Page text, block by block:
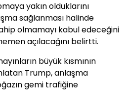
yakın olduklarını
sağlanması halinde
olmamayı kabul edeceğini
açılacağını belirtti.
büyük kısmının
Trump, anlaşma
gemi trafiğine